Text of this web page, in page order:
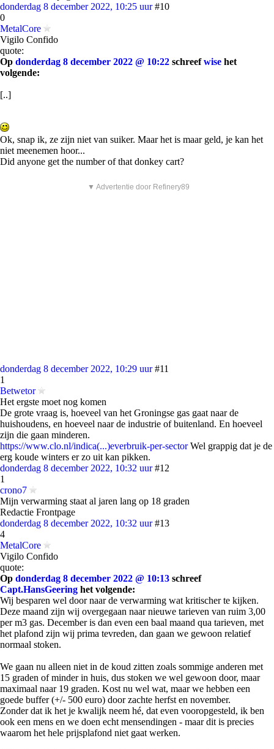
donderdag 8 december 2022, 10:25 uur #10
0
MetalCore
Vigilo Confido
quote:
Op donderdag 8 december 2022 @ 10:22 schreefwise het
volgende:
[..]
Ok, snap ik, ze zijn niet van suiker. Maar het is maar geld, je kan het
niet meenemen hoor...
Did anyone get the number of that donkey cart?
▼ Advertentie door Refinery89
donderdag 8 december 2022, 10:29 uur #11
1
Betwetor
Het ergste moet nog komen
De grote vraag is, hoeveel van het Groningse gas gaat naar de
huishoudens, en hoeveel naar de industrie of buitenland. En hoeveel
zijn die gaan minderen.
https://www.clo.nl/indica(...)everbruik-per-sectorWel grappig dat je de
erg koude winters er zo uit kan pikken.
donderdag 8 december 2022, 10:32 uur #12
1
crono7
Mijn verwarming staat al jaren lang op 18 graden
Redactie Frontpage
donderdag 8 december 2022, 10:32 uur #13
4
MetalCore
Vigilo Confido
quote:
Op donderdag 8 december 2022 @ 10:13 schreef
Capt.HansGeering het volgende:
Wij besparen wel door naar de verwarming wat kritischer te kijken.
Deze maand zijn wij overgegaan naar nieuwe tarieven van ruim 3,00
per m3 gas. December is dan even een baal maand qua tarieven, met
het plafond zijn wij prima tevreden, dan gaan we gewoon relatief
normaal stoken.
We gaan nu alleen niet in de koud zitten zoals sommige anderen met
15 graden of minder in huis, dus stoken we wel gewoon door, maar
maximaal naar 19 graden. Kost nu wel wat, maar we hebben een
goede buffer (+/- 500 euro) door zachte herfst en november.
Zonder dat ik het je kwalijk neem hé, dat even vooropgesteld, ik ben
ook een mens en we doen echt mensendingen - maar dit is precies
waarom het hele prijsplafond niet gaat werken.